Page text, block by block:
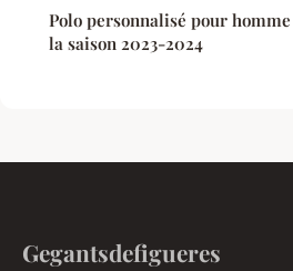
Polo personnalisé pour
la saison 2023-2024
Gegantsdefigueres